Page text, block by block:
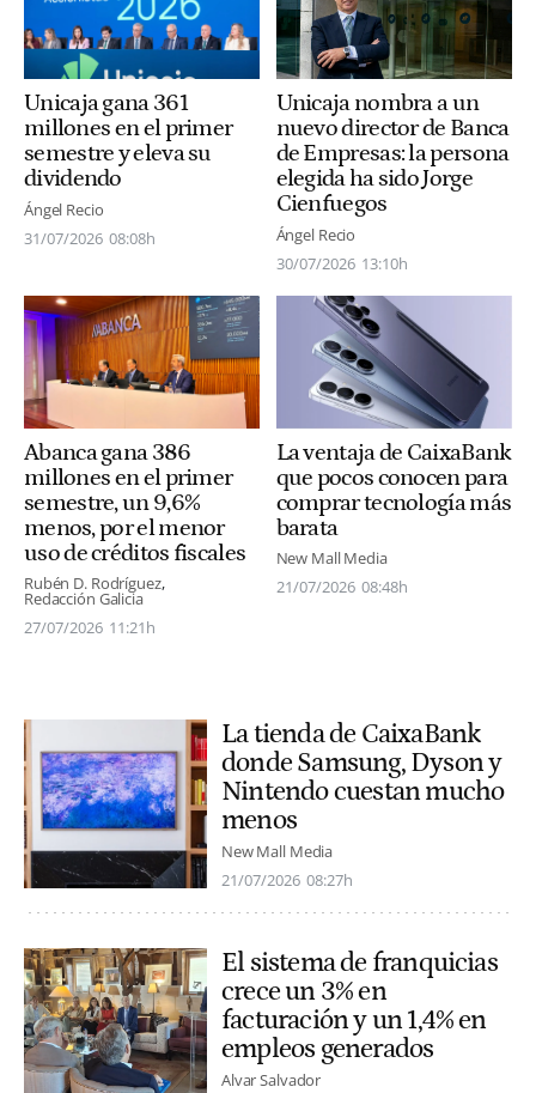
Unicaja gana 361
millones en el primer
semestre y eleva su
dividendo
Ángel Recio
31/07/2026 08:08h
Unicaja nombra a un
nuevo director de Banca
de Empresas: la persona
elegida ha sido Jorge
Cienfuegos
Ángel Recio
30/07/2026 13:10h
Abanca gana 386
millones en el primer
semestre, un 9,6%
menos, por el menor
uso de créditos fiscales
Rubén D. Rodríguez
Redacción Galicia
27/07/2026 11:21h
La ventaja de CaixaBank
que pocos conocen para
comprar tecnología más
barata
New Mall Media
21/07/2026 08:48h
La tienda de CaixaBank
donde Samsung, Dyson y
Nintendo cuestan mucho
menos
New Mall Media
21/07/2026 08:27h
El sistema de franquicias
crece un 3% en
facturación y un 1,4% en
empleos generados
Alvar Salvador